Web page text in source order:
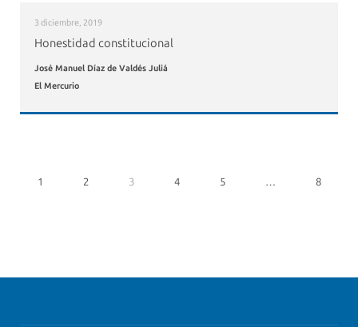
3 diciembre, 2019
Honestidad constitucional
José Manuel Díaz de Valdés Juliá
El Mercurio
1 2 3 4 5 … 8